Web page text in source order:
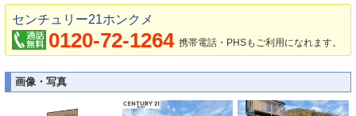
センチュリー21ホンクメ
0120-72-1264 携帯電話・PHSもご利用になれます。
画像・写真